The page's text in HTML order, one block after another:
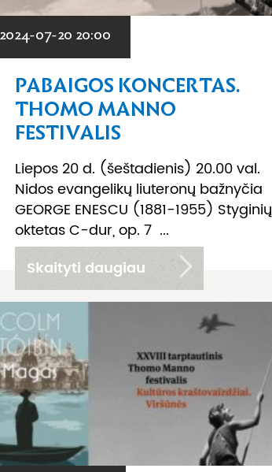
2024-07-20 20:00
PABAIGOS KONCERTAS.
THOMO MANNO
FESTIVALIS
Liepos 20 d. (šeštadienis) 20.00 val.
Nidos evangelikų liuteronų bažnyčia
GEORGE ENESCU (1881-1955) Styginių
oktetas C-dur, op. 7 ...
Skaityti daugiau